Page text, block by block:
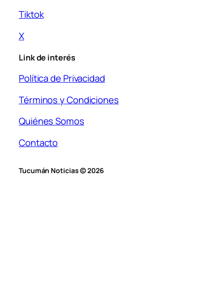
Tiktok
X
Link de interés
Política de Privacidad
Términos y Condiciones
Quiénes Somos
Contacto
Tucumán Noticias © 2026